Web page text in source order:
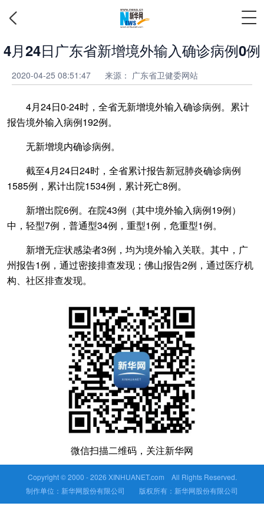
4月24日广东省新增境外输入确诊病例0例
2020-04-25 08:51:47 来源： 广东省卫健委网站
4月24日0-24时，全省无新增境外输入确诊病例。累计
报告境外输入病例192例。
无新增境内确诊病例。
截至4月24日24时，全省累计报告新冠肺炎确诊病例
1585例，累计出院1534例，累计死亡8例。
新增出院6例。在院43例（其中境外输入病例19例）
中，轻型7例，普通型34例，重型1例，危重型1例。
新增无症状感染者3例，均为境外输入关联。其中，广
州报告1例，通过密接排查发现；佛山报告2例，通过医疗机
构、社区排查发现。
微信扫描二维码，关注新华网
Copyright © 2000 -2026 XINHUANET.com All Rights Reserved.
制作单位：新华网股份有限公司 版权所有：新华网股份有限公司